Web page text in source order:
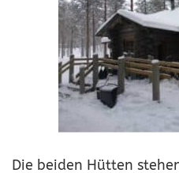
Die beiden Hütten